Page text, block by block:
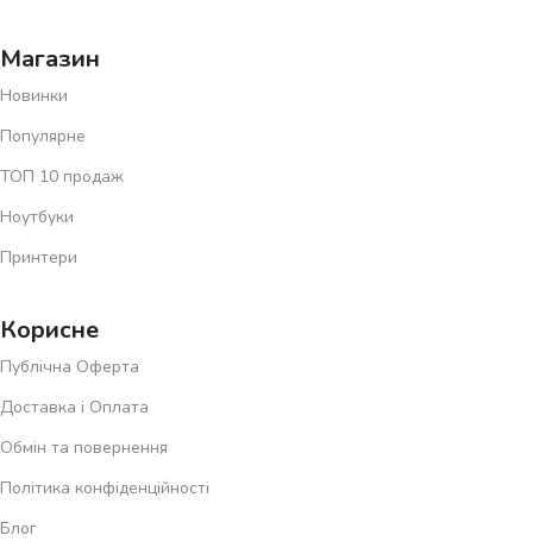
Магазин
Новинки
Популярне
ТОП 10 продаж
Ноутбуки
Принтери
Корисне
Публічна Оферта
Доставка і Оплата
Обмін та повернення
Політика конфіденційності
Блог